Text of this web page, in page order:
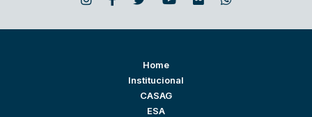
Home
Institucional
CASAG
ESA